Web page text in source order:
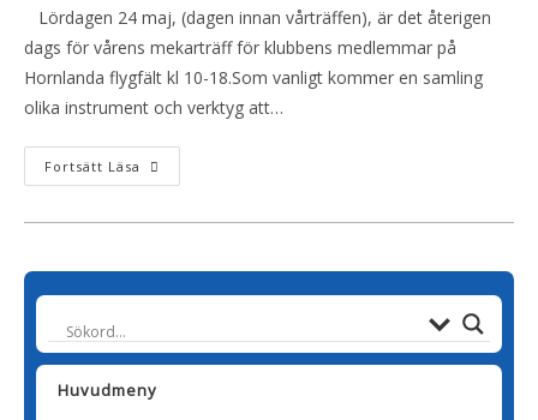
Lördagen 24 maj, (dagen innan vårträffen), är det återigen
dags för vårens mekarträff för klubbens medlemmar på
Hornlanda flygfält kl 10-18.Som vanligt kommer en samling
olika instrument och verktyg att…
Fortsätt Läsa
Huvudmeny